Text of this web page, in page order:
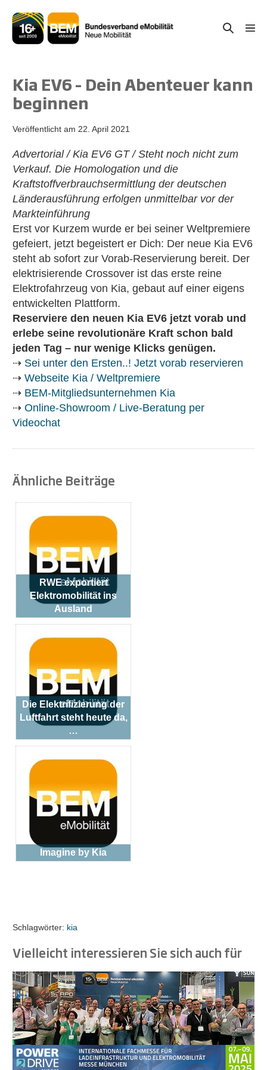
Inhalt
springen
Suche-
Kia EV6 – Dein Abenteuer kann
beginnen
Veröffentlicht am 22. April 2021
Advertorial / Kia EV6 GT / Steht noch nicht zum
Verkauf. Die Homologation und die
Kraftstoffverbrauchsermittlung der deutschen
Länderausführung erfolgen unmittelbar vor der
Markteinführung
Erst vor Kurzem wurde er bei seiner Weltpremiere
gefeiert, jetzt begeistert er Dich: Der neue Kia EV6
steht ab sofort zur Vorab-Reservierung bereit. Der
elektrisierende Crossover ist das erste reine
Elektrofahrzeug von Kia, gebaut auf einer eigens
entwickelten Plattform.
Reserviere den neuen Kia EV6 jetzt vorab und
erlebe seine revolutionäre Kraft schon bald
jeden Tag – nur wenige Klicks genügen.
⇢ Sei unter den Ersten..! Jetzt vorab reservieren
⇢ Webseite Kia / Weltpremiere
⇢ BEM-Mitgliedsunternehmen Kia
⇢ Online-Showroom / Live-Beratung per
Videochat
Ähnliche Beiträge
RWE exportiert
Elektromobilität ins
Ausland
Die Elektrifizierung der
Luftfahrt steht heute da,
…
Imagine by Kia
Schlagwörter: kia
Vielleicht interessieren Sie sich auch für